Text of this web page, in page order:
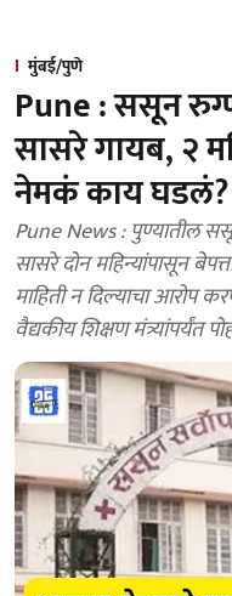
मुंबई/पुणे
Pune : ससून
सासरे गायब, २
नेमकं काय घडलं?
Pune News : पुण्यातील
सासरे दोन महिन्यांपासून
माहिती न दिल्याचा आरोप
वैद्यकीय शिक्षण मंत्र्यांपर्यंत